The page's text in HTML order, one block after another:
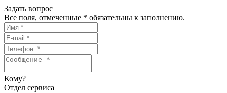
Задать вопрос
Все поля, отмеченные * обязательны к заполнению.
Кому?
Отдел сервиса